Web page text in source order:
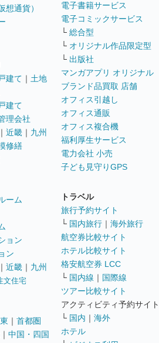
想通貨）
戸建て ｜ 土地
戸建て
理会社
｜ 近畿 ｜ 九州
修繕
ーム
ョン
ン
｜ 近畿 ｜ 九州
文住宅
｜ 首都圏
｜ 中国・四国
電子書籍サービス
電子コミックサービス
└ 総合型
└ オリジナル作品限定型
└ 出版社
マンガアプリ オリジナル
ブランド品買取 店舗
オフィス引越し
オフィス通販
オフィス複合機
福利厚生サービス
電力会社 小売
子ども見守りGPS
トラベル
旅行予約サイト
└ 国内旅行 ｜ 海外旅行
航空券比較サイト
ホテル比較サイト
格安航空券 LCC
└ 国内線 ｜ 国際線
ツアー比較サイト
アクティビティ予約サイト
└ 国内 ｜ 海外
ホテル